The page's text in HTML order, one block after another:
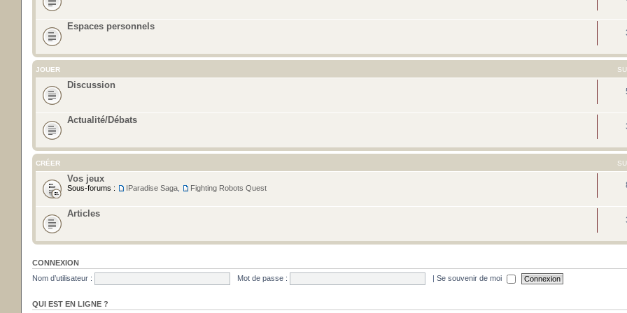
Espaces personnels
JOUER
Discussion
Actualité/Débats
CRÉER
Vos jeux
Sous-forums : IParadise Saga Fighting Robots Quest
Articles
CONNEXION
Nom d’utilisateur :
Mot de passe : | Se souvenir de moi
QUI EST EN LIGNE ?